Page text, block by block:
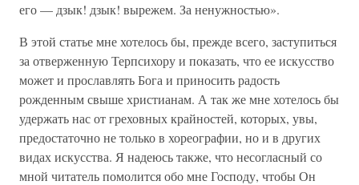
его — дзык! дзык! вырежем. За ненужностью».
В этой статье мне хотелось бы, прежде всего, заступиться
за отверженную Терпсихору и показать, что ее искусство
может и прославлять Бога и приносить радость
рожденным свыше христианам. А так же мне хотелось бы
удержать нас от греховных крайностей, которых, увы,
предостаточно не только в хореографии, но и в других
видах искусства. Я надеюсь также, что несогласный со
мной читатель помолится обо мне Господу, чтобы Он